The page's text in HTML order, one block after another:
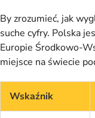
By zrozumieć, jak
suche cyfry. Polska
Europie Środkowo-
miejsce na świecie
Wskaźnik